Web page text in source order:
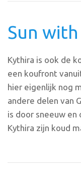
Sun
Kythira is ook de
een koufront
hier eigenlijk nog
andere delen van
is door sneeuw
Kythira zijn koud